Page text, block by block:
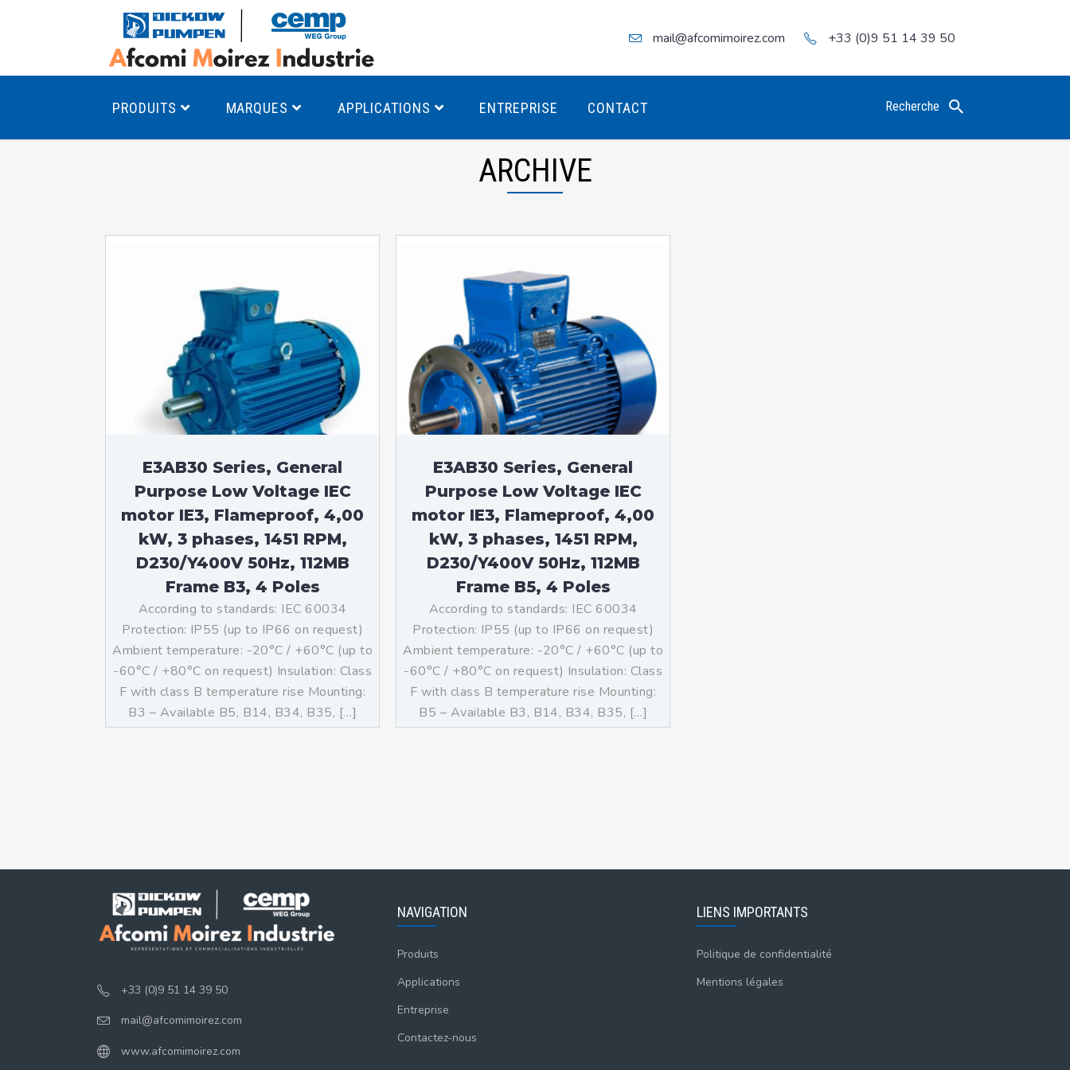
mail@afcomimoirez.com +33 (0)9 51 14 39 50
PRODUITS
Pompes à engrenages
Moteurs Antidéflagrants ÉCO T4
Moteurs Antidéflagrants ÉCO T3
Moteurs standards (non
Antidéflagrants)
Moteurs Antidéflagrants NEMA
(Normes Américaines)
MARQUES APPLICATIONS ENTREPRISE CONTACT Recherche
ARCHIVE
E3AB30 Series, General
Purpose Low Voltage IEC
motor IE3, Flameproof, 4,00
kW, 3 phases, 1451 RPM,
D230/Y400V 50Hz, 112MB
Frame B3, 4 Poles
According to standards: IEC 60034
Protection: IP55 (up to IP66 on request)
Ambient temperature: -20°C / +60°C (up to
-60°C / +80°C on request) Insulation: Class
F with class B temperature rise Mounting:
B3 – Available B5, B14, B34, B35, […]
E3AB30 Series, General
Purpose Low Voltage IEC
motor IE3, Flameproof, 4,00
kW, 3 phases, 1451 RPM,
D230/Y400V 50Hz, 112MB
Frame B5, 4 Poles
According to standards: IEC 60034
Protection: IP55 (up to IP66 on request)
Ambient temperature: -20°C / +60°C (up to
-60°C / +80°C on request) Insulation: Class
F with class B temperature rise Mounting:
B5 – Available B3, B14, B34, B35, […]
+33 (0)9 51 14 39 50
mail@afcomimoirez.com
www.afcomimoirez.com
NAVIGATION
Produits
Applications
Entreprise
Contactez-nous
LIENS IMPORTANTS
Politique de confidentialité
Mentions légales